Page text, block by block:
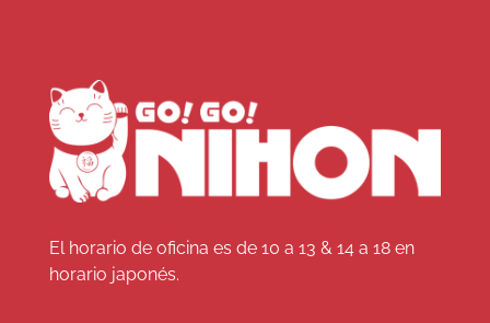
El horario de oficina es de 10 a 13 & 14 a 18 en
horario japonés.